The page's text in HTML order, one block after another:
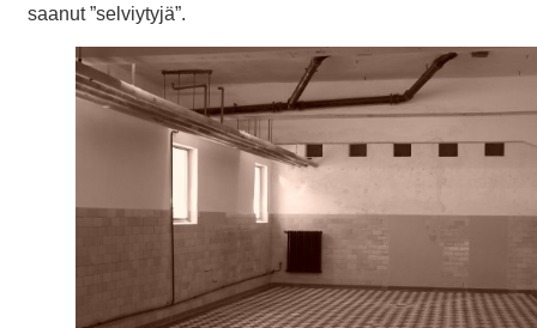
saanut ”selviytyjä”.